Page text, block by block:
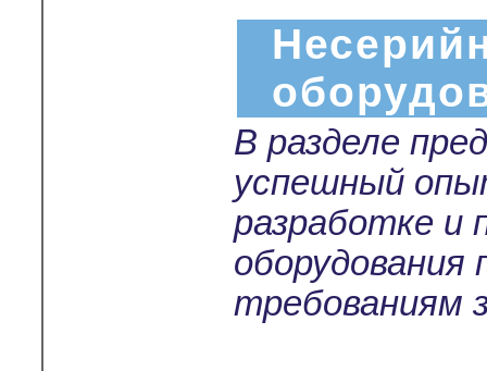
В разделе
успешный
разработке и
оборудования
требованиям